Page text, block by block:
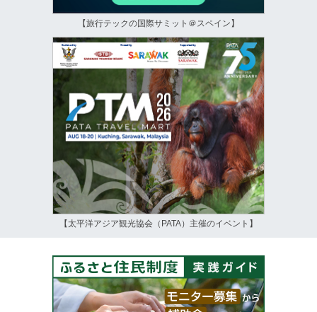
【旅行テックの国際サミット＠スペイン】
【太平洋アジア観光協会（PATA）主催のイベント】